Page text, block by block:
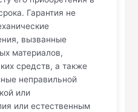
Гарантия не
вызванные
материалов,
средств, а также
неправильной
или
или естественным